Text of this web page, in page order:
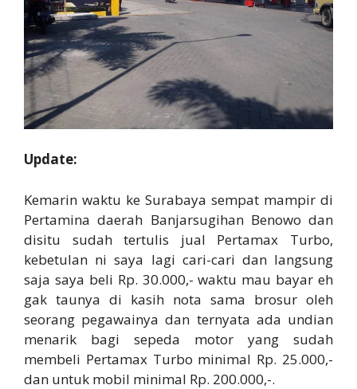
Update:
Kemarin waktu ke Surabaya sempat mampir di
Pertamina daerah Banjarsugihan Benowo dan
disitu sudah tertulis jual Pertamax Turbo,
kebetulan ni saya lagi cari-cari dan langsung
saja saya beli Rp. 30.000,- waktu mau bayar eh
gak taunya di kasih nota sama brosur oleh
seorang pegawainya dan ternyata ada undian
menarik bagi sepeda motor yang sudah
membeli Pertamax Turbo minimal Rp. 25.000,-
dan untuk mobil minimal Rp. 200.000,-.